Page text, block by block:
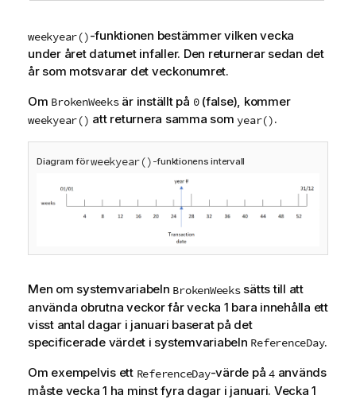
weekyear()-funktionen bestämmer vilken vecka
under året datumet infaller. Den returnerar sedan det
år som motsvarar det veckonumret.
Om BrokenWeeksär inställt på 0(false), kommer
weekyear() att returnera samma somyear().
Diagram förweekyear() -funktionens intervall
Men om systemvariabeln BrokenWeekssätts till att
använda obrutna veckor får vecka 1 bara innehålla ett
visst antal dagar i januari baserat på det
specificerade värdet i systemvariabeln ReferenceDay.
Om exempelvis ett ReferenceDay-värde på 4används
måste vecka 1 ha minst fyra dagar i januari. Vecka 1